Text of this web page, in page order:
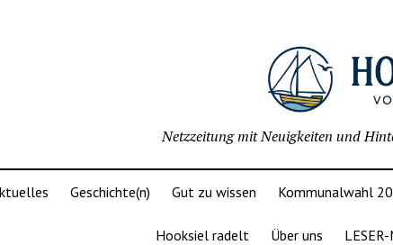
Netzzeitung mit Neuigkeiten und
Geschichte(n) Gut zu wissen Kommunalwahl
Hooksiel radelt Über uns